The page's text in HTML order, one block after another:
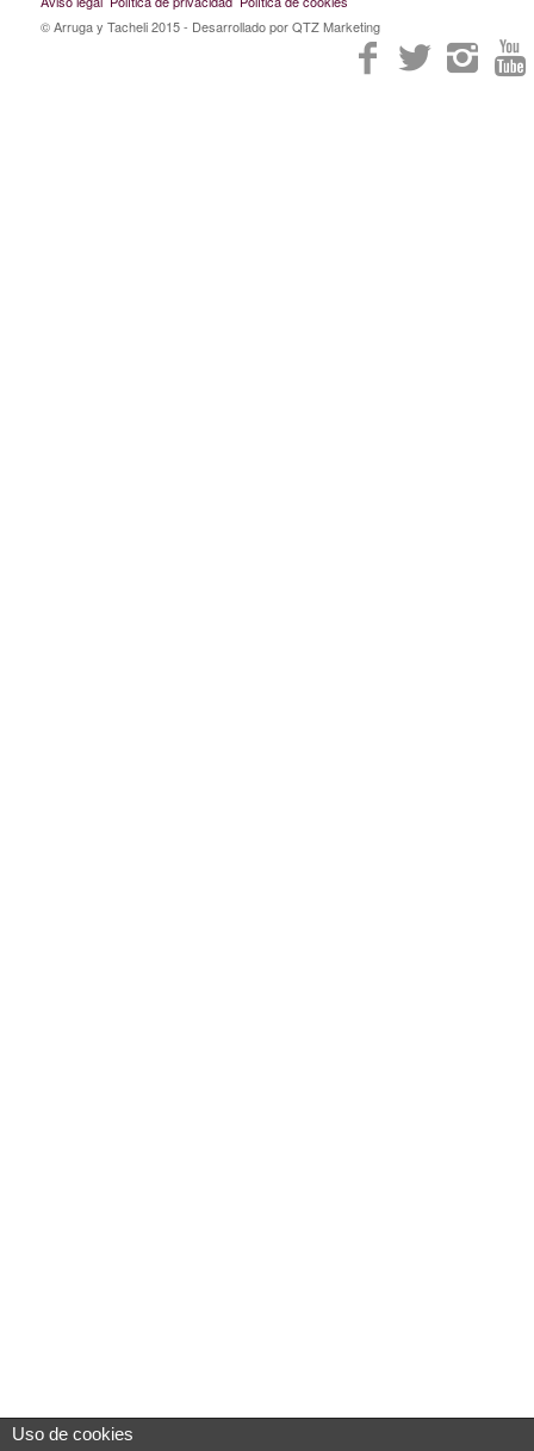
© Arruga y Tacheli 2015- Desarrollado por QTZ Marketing
Uso de cookies